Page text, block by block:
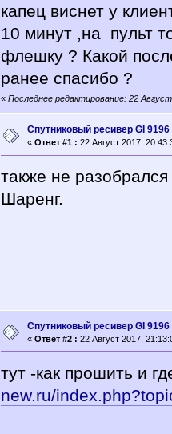
капец виснет у
10 минут ,на пульт
флешку ? Какой
ранее спасибо ?
«Последнее редактирование: 22
Спутниковый ресивер GI 9196
« Ответ #1 : 22 Август 2017,
также не
Шаренг.
Спутниковый ресивер GI 9196
« Ответ #2 : 22 Август 2017,
тут -как прошить и
new.ru/